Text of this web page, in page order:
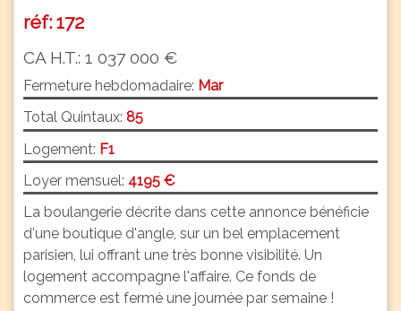
réf: 172
CA H.T.: 1 037 000 €
Fermeture hebdomadaire: Mar
Total Quintaux: 85
Logement: F1
Loyer mensuel: 4195 €
La boulangerie décrite dans cette annonce bénéficie
d'une boutique d'angle, sur un bel emplacement
parisien, lui offrant une très bonne visibilité. Un
logement accompagne l'affaire. Ce fonds de
commerce est fermé une journée par semaine !